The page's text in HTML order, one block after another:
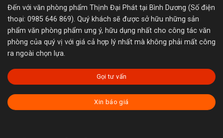
Đến với văn phòng phẩm Thịnh Đại Phát tại Bình Dương (Số điện
thoại: 0985 646 869). Quý khách sẽ được sở hữu những sản
phẩm văn phòng phẩm ưng ý, hữu dụng nhất cho công tác văn
phòng của quý vị với giá cả hợp lý nhất mà không phải mất công
ra ngoài chọn lựa.
Gọi tư vấn
Xin báo giá